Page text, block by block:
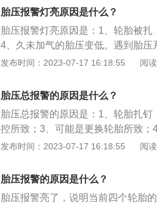
重；检查充电系统；检查电源供应
引擎启动后ABS警告灯一直亮着，
铁线路接触不良；ABS油压阀体电
头是否间隙变大；更换ABS或ABS/
别太大；轮胎规格不正确或钢圈规
圈规格，参考油箱盖旁的贴铁。状
灯开关调整不当；刹车灯内部接触
用手指将刹车开关连杆往下推到底
防抱死制动系统故障，紧急制动时
法减速或调整车辆行驶轨迹，安全隐
案：清洁车速传感器上的脏物，调
正常。原因2：由于系统线路之间
良而使系统故障。处理方案：检查
S警告灯间歇性亮起，加速时则
而电瓶电压下降低于10.5V，引擎转
重；检查充电系统；检查电源供应
引擎启动后ABS警告灯一直亮着，
铁线路接触不良；ABS油压阀体电
头是否间隙变大；更换ABS或ABS/
别太大；轮胎规格不正确或钢圈规
圈规格，参考油箱盖旁的贴铁。状
胎压报警灯亮原因是什么？
胎压报警灯亮原因是：1、轮胎被
4、久未加气的胎压变低。遇到胎
的胎压情况，如果肉眼看不出有明
亮，则说明某个轮胎的胎压确实出
的是轮胎内部空气的压强。
发布时间：2023-07-17 16:18:55 阅
胎压总报警的原因是什么？
胎压总报警的原因是：1、轮胎扎
控所致；3、可能是更换轮胎所致
理方法：1、找到换挡杆旁边或手套
着，警示有胎压损耗，检查轮胎；4
键，就可消除胎压报警信号提示灯。
发布时间：2023-07-17 16:18:55 阅
胎压报警的原因是什么？
胎压报警亮了，说明当前四个轮胎